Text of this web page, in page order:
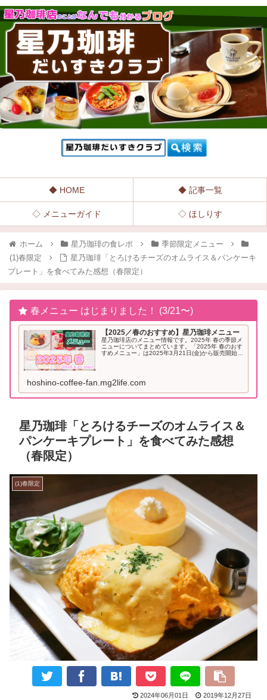
◆ HOME ◆ 記事一覧
◇ メニューガイド ◇ ほしりす
ホーム 星乃珈琲の食レポ
季節限定メニュー
(1)春限定
星乃珈琲「とろけるチーズのオムライス＆パンケーキ
プレート」を食べてみた感想（春限定）
春メニュー はじまりました！ (3/21〜)
【2025／春のおすすめ】星乃珈琲メニュー
星乃珈琲店のメニュー情報です。2025年 春の季節メ
ニューについてまとめています。「2025年 春のおす
すめメニュー」は2025年3月21日(金)から販売開始と
hoshino-coffee-fan.mg2life.com
星乃珈琲「とろけるチーズのオムライス＆
パンケーキプレート」を食べてみた感想
（春限定）
(1)春限定
2024年06月01日 2019年12月27日